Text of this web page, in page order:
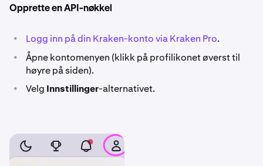
Opprette en API-nøkkel
• Logg inn på din Kraken-konto via Kraken Pro.
•
Åpne kontomenyen (klikk på profilikonet øverst til
høyre på siden).
• Velg Innstillinger-alternativet.